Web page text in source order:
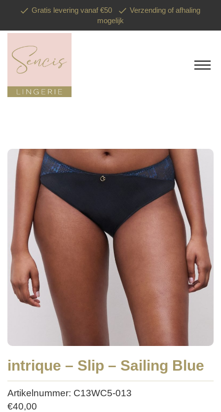
Gratis levering vanaf €50
Verzending of afhaling
mogelijk
intrique – Slip – Sailing Blue
Artikelnummer: C13WC5-013
€40,00